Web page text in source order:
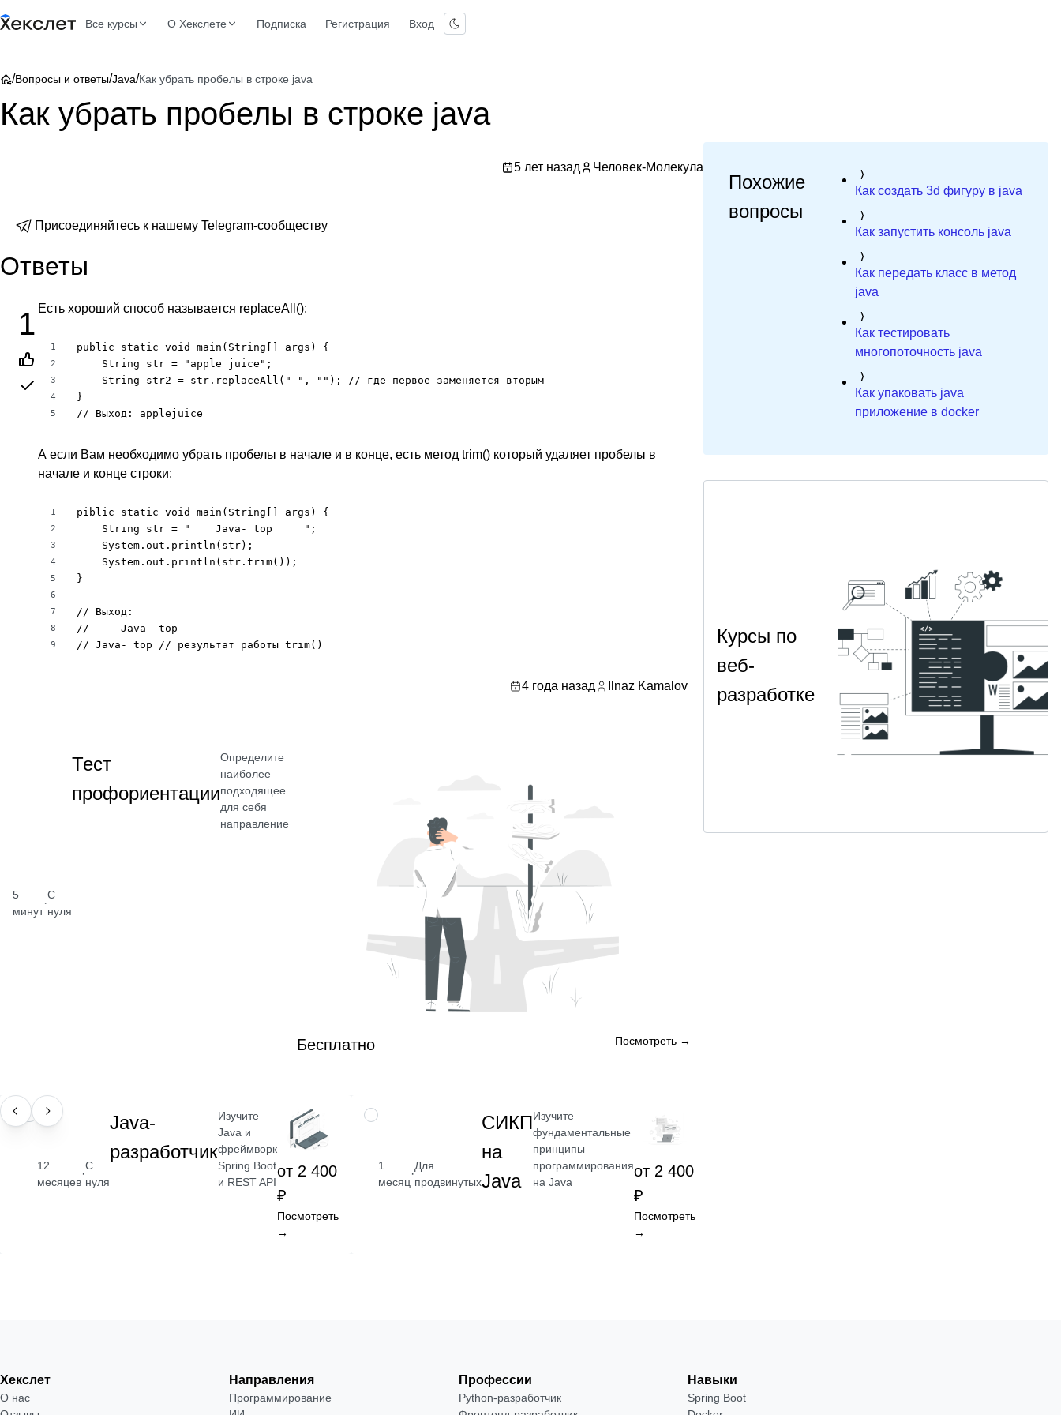
Все курсы О Хекслете Подписка Регистрация Вход
/Вопросы и ответы/Java/Как убрать пробелы в строке java
Как убрать пробелы в строке java
5 лет назад Человек-Молекула
Присоединяйтесь к нашему Telegram-сообществу
Ответы
1 Есть хороший способ называется replaceAll():
1
2
3
4
5
public static void main(String[] args) {
    String str = "apple juice";
    String str2 = str.replaceAll(" ", ""); // где первое заменяется вторым
}
// Выход: applejuice
А если Вам необходимо убрать пробелы в начале и в конце, есть метод trim() который удаляет пробелы в
начале и конце строки:
1
2
3
4
5
6
7
8
9
piblic static void main(String[] args) {
    String str = "    Java- top     ";
    System.out.println(str);
    System.out.println(str.trim());
}
// Выход:
//     Java- top
// Java- top // результат работы trim()
4 года назад Ilnaz Kamalov
5
минут
·
С
нуля
Тест
профориентации
Определите
наиболее
подходящее
для себя
направление
Бесплатно Посмотреть →
ПРОФЕССИЯ
12
месяцев
·
С
нуля
Java-
разработчик
Изучите
Java и
фреймворк
Spring Boot
и REST API
от 2 400
₽
Посмотреть
→
НАВЫК
1
месяц
·
Для
продвинутых
СИКП
на
Java
Изучите
фундаментальные
принципы
программирования
на Java
от 2 400
₽
Посмотреть
→
Похожие
вопросы
Как создать 3d фигуру в java
Как запустить консоль java
Как передать класс в метод
java
Как тестировать
многопоточность java
Как упаковать java
приложение в docker
Курсы по
веб-
разработке
Хекслет
О нас
Направления
Программирование
Профессии
Python-разработчик
Навыки
Spring Boot